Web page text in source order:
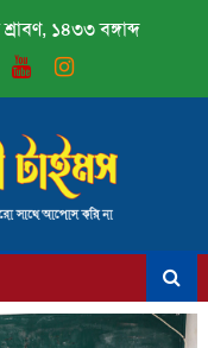
১৪৩৩ বঙ্গাব্দ